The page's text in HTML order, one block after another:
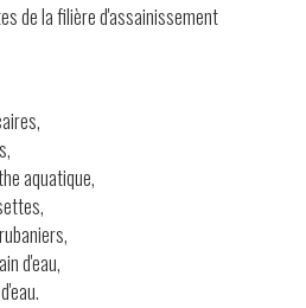
de la filière d'assainissement
aquatique,
d'eau,